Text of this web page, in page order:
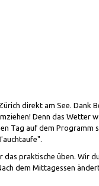
direkt am See. Dank
Denn das Wetter
Tag auf dem Programm
praktische üben. Wir
dem Mittagessen